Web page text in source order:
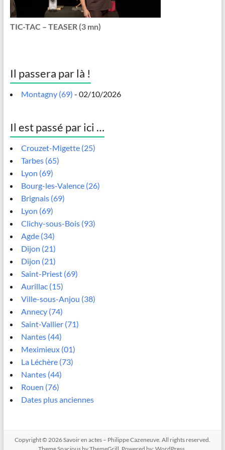
TIC-TAC – TEASER (3 mn)
Il passera par là !
Montagny (69) - 02/10/2026
Il est passé par ici …
Crouzet-Migette (25)
Tarbes (65)
Lyon (69)
Bourg-les-Valence (26)
Brignais (69)
Lyon (69)
Clichy-sous-Bois (93)
Agde (34)
Dijon (21)
Dijon (21)
Saint-Priest (69)
Aurillac (15)
Ville-sous-Anjou (38)
Annecy (74)
Saint-Vallier (71)
Nantes (44)
Meximieux (01)
La Léchère (73)
Nantes (44)
Rouen (76)
Dates plus anciennes
Copyright © 2026Savoir en actes – Philippe Cazeneuve. All rights reserved.